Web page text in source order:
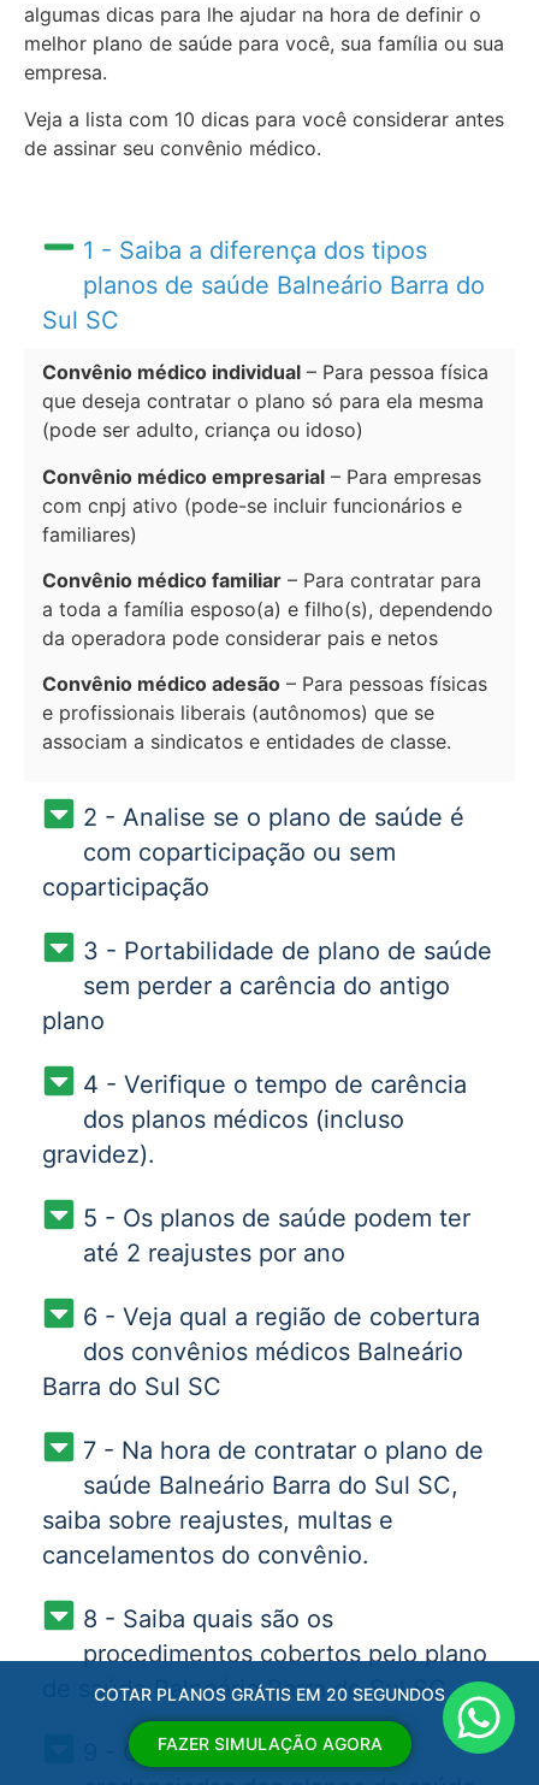
algumas dicas para lhe ajudar na hora de definir o
melhor plano de saúde para você, sua família ou sua
empresa.
Veja a lista com 10 dicas para você considerar antes
de assinar seu convênio médico.
1 - Saiba a diferença dos tipos
planos de saúde Balneário Barra do
Sul SC
Convênio médico individual – Para pessoa física
que deseja contratar o plano só para ela mesma
(pode ser adulto, criança ou idoso)
Convênio médico empresarial – Para empresas
com cnpj ativo (pode-se incluir funcionários e
familiares)
Convênio médico familiar – Para contratar para
a toda a família esposo(a) e filho(s), dependendo
da operadora pode considerar pais e netos
Convênio médico adesão – Para pessoas físicas
e profissionais liberais (autônomos) que se
associam a sindicatos e entidades de classe.
2 - Analise se o plano de saúde é
com coparticipação ou sem
coparticipação
3 - Portabilidade de plano de saúde
sem perder a carência do antigo
plano
4 - Verifique o tempo de carência
dos planos médicos (incluso
gravidez).
5 - Os planos de saúde podem ter
até 2 reajustes por ano
6 - Veja qual a região de cobertura
dos convênios médicos Balneário
Barra do Sul SC
7 - Na hora de contratar o plano de
saúde Balneário Barra do Sul SC,
saiba sobre reajustes, multas e
cancelamentos do convênio.
8 - Saiba quais são os
procedimentos cobertos pelo plano
de saúde Balneário Barra do Sul SC
9 - Observe quais as redes
COTAR PLANOS GRÁTIS EM 20 SEGUNDOS
FAZER SIMULAÇÃO AGORA